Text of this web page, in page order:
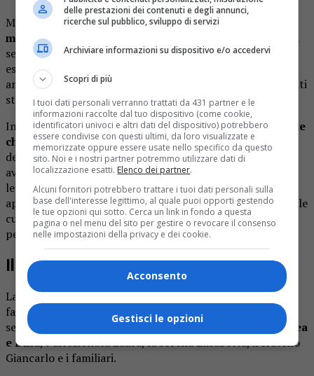
Molto apprezzata ancheuna conferenza dedicata ai
modi di dire popolari ancora utilizzati oggi
. Durante la
serata il dottor Gerosa aveva spiegato l’origine di
espressioni come “restare in brache di tela”, “succede un
ambaradan” o “toccare ferro”, alternando approfondimenti
storici e momenti più leggeri.
In un altro incontro aveva affrontato il tema della peste
che colpì Zuccaro nel Seicento . Partendo dall’origine
della yersinia pestis e dagli aspetti medici della malattia,
aveva accompagnato il pubblico in un racconto storico
legato al territorio e alla devozione per San Rocco. Il 16
aprile di quest’anno avrebbe dovuto tenere una serata sulle
curiosità del Rinascimento, ma poi l’incontro era saltato
per l’indisponibilità del relatore.
Il cordoglio della comunità
La sua scomparsa lascia un vuoto non soltanto nella
famiglia, ma anche tra le tante persone che avevano
seguito le sue conferenze.A piangerlo sono i figli Andrea
e Dina, l’affezionata Laura, la sorella Elisabetta, il fratello
Giancarlo e i familiari.
delle prestazioni dei contenuti e degli annunci,
ricerche sul pubblico, sviluppo di servizi
Archiviare informazioni su dispositivo e/o accedervi
Scopri di più
I tuoi dati personali verranno trattati da 431 partner e le
informazioni raccolte dal tuo dispositivo (come cookie,
identificatori univoci e altri dati del dispositivo) potrebbero
essere condivise con questi ultimi, da loro visualizzate e
memorizzate oppure essere usate nello specifico da questo
sito. Noi e i nostri partner potremmo utilizzare dati di
localizzazione esatti. Elenco dei partner.
Alcuni fornitori potrebbero trattare i tuoi dati personali sulla
base dell'interesse legittimo, al quale puoi opporti gestendo
le tue opzioni qui sotto. Cerca un link in fondo a questa
pagina o nel menu del sito per gestire o revocare il consenso
nelle impostazioni della privacy e dei cookie.
Acconsento
Gestisci le opzioni